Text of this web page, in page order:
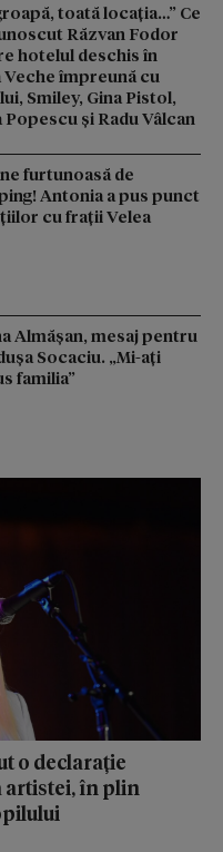
toată locația…” Ce
Răzvan Fodor
hotelul deschis în
Veche împreună cu
Smiley, Gina Pistol,
Popescu și Radu Vâlcan
furtunoasă de
Antonia a pus punct
cu frații Velea
Almășan, mesaj pentru
Socaciu. „Mi-ați
familia”
o declarație
artistei, în plin